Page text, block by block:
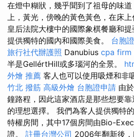
在燈中糊狀，幾乎聞到了祖母的味
上，黃光，傍晚的黃色黃色，在床上
皇后法院大樓中的國際象棋餐廳和
提供獨特的國內和國際美食。 台胞
旅行社代辦護照 Danubius cpa firm
半是GellértHill或多瑙河的全景。
外燴 推薦 客人也可以使用吸煙和非
竹北 撥筋 高級外燴 台胞證申請 由
鐘路程，因此這家酒店是那些想要
的理想選擇。 我們為客人提供獨特
特權房間，其中17個房間由Bio-
證。 註冊台灣公司 2006年翻新後